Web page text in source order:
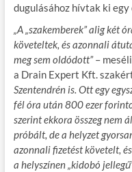
dugulásához hívtak ki
„A „szakemberek” alig
követeltek, és azonnali
meg sem oldódott”–
a Drain Expert Kft.
Szentendrén is. Ott egy
fél óra után 800 ezer
szerint ekkora összeg nem
próbált, de a helyzet
azonnali fizetést követelt,
a helyszínen „kidobó